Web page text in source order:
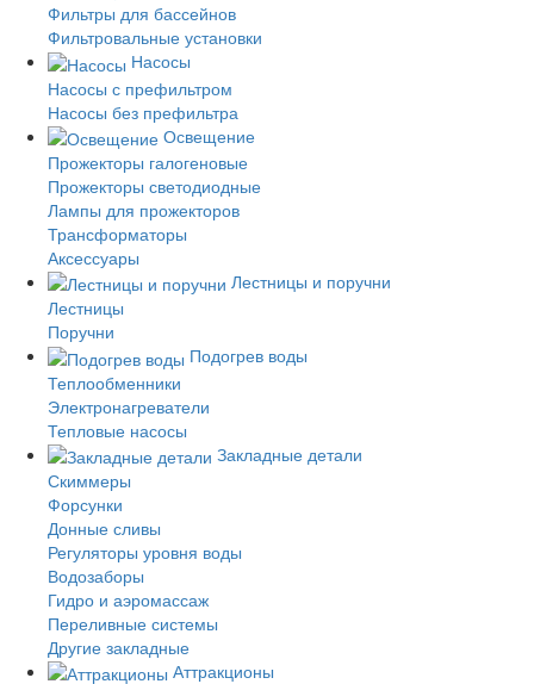
Фильтры для бассейнов
Фильтровальные установки
Насосы
Насосы с префильтром
Насосы без префильтра
Освещение
Прожекторы галогеновые
Прожекторы светодиодные
Лампы для прожекторов
Трансформаторы
Аксессуары
Лестницы и поручни
Лестницы
Поручни
Подогрев воды
Теплообменники
Электронагреватели
Тепловые насосы
Закладные детали
Скиммеры
Форсунки
Донные сливы
Регуляторы уровня воды
Водозаборы
Гидро и аэромассаж
Переливные системы
Другие закладные
Аттракционы